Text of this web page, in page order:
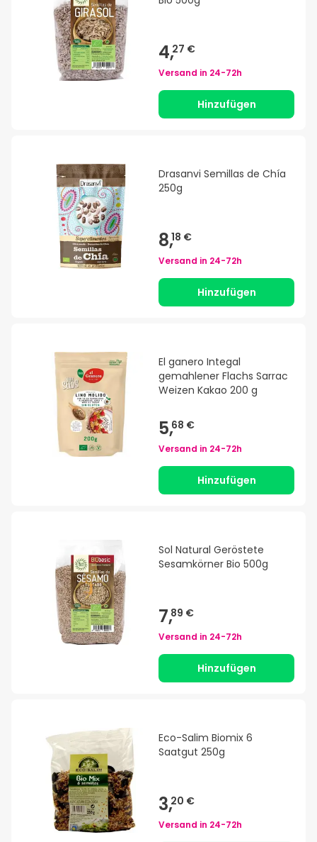
4,27 €
Versand in 24-72h
Hinzufügen
Drasanvi Semillas de Chía
250g
8,18 €
Versand in 24-72h
Hinzufügen
El ganero Integal
gemahlener Flachs Sarrac
Weizen Kakao 200 g
5,68 €
Versand in 24-72h
Hinzufügen
Sol Natural Geröstete
Sesamkörner Bio 500g
7,89 €
Versand in 24-72h
Hinzufügen
Eco-Salim Biomix 6
Saatgut 250g
3,20 €
Versand in 24-72h